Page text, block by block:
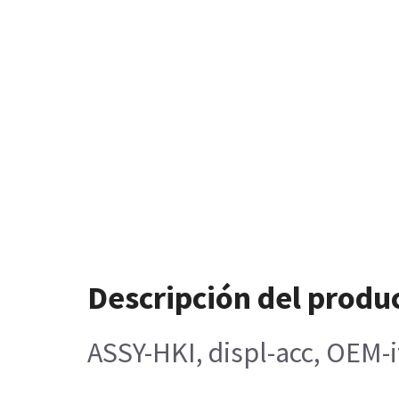
Descripción del
ASSY-HKI, displ-acc,